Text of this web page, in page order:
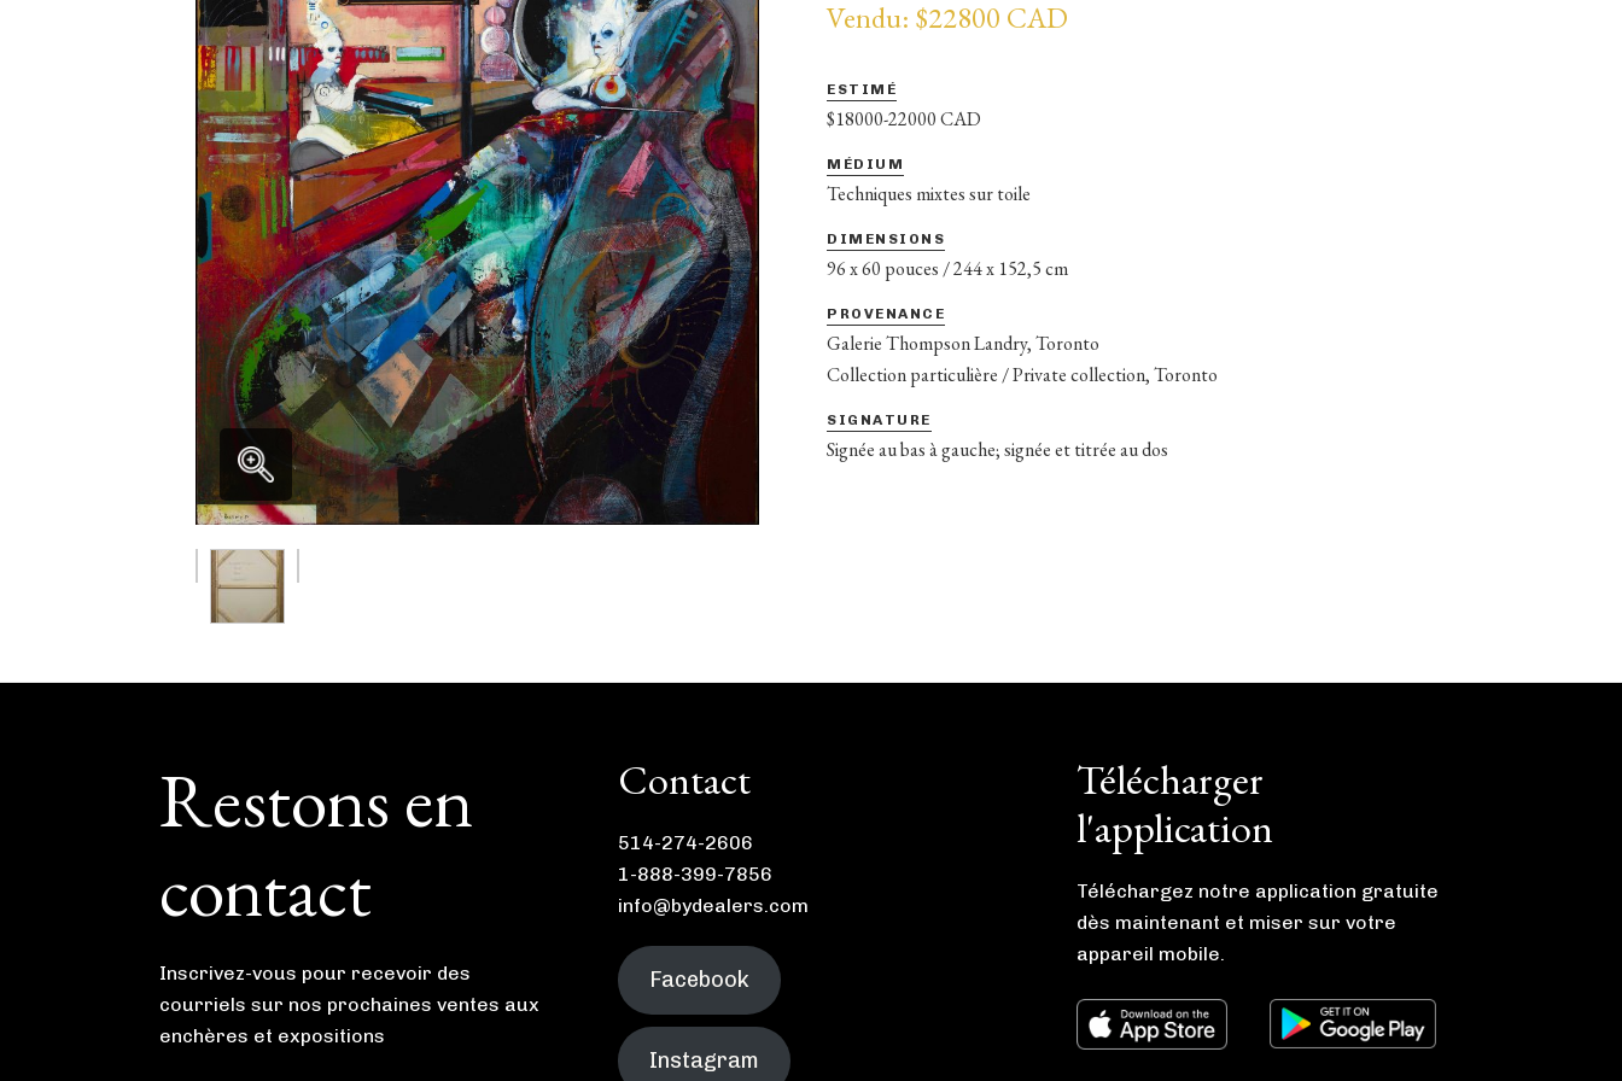
Vendu: $22800 CAD
ESTIMÉ
$18000-22000 CAD
MÉDIUM
Techniques mixtes sur toile
DIMENSIONS
96 x 60 pouces / 244 x 152,5 cm
PROVENANCE
Galerie Thompson Landry, Toronto
Collection particulière / Private collection, Toronto
SIGNATURE
Signée au bas à gauche; signée et titrée au dos
FooterRestons en
contact
Inscrivez-vous pour recevoir des
courriels sur nos prochaines ventes aux
enchères et expositions
Contact
514-274-2606
1-888-399-7856
info@bydealers.com
Facebook
Instagram
Télécharger
l'application
Téléchargez notre application gratuite
dès maintenant et miser sur votre
appareil mobile.